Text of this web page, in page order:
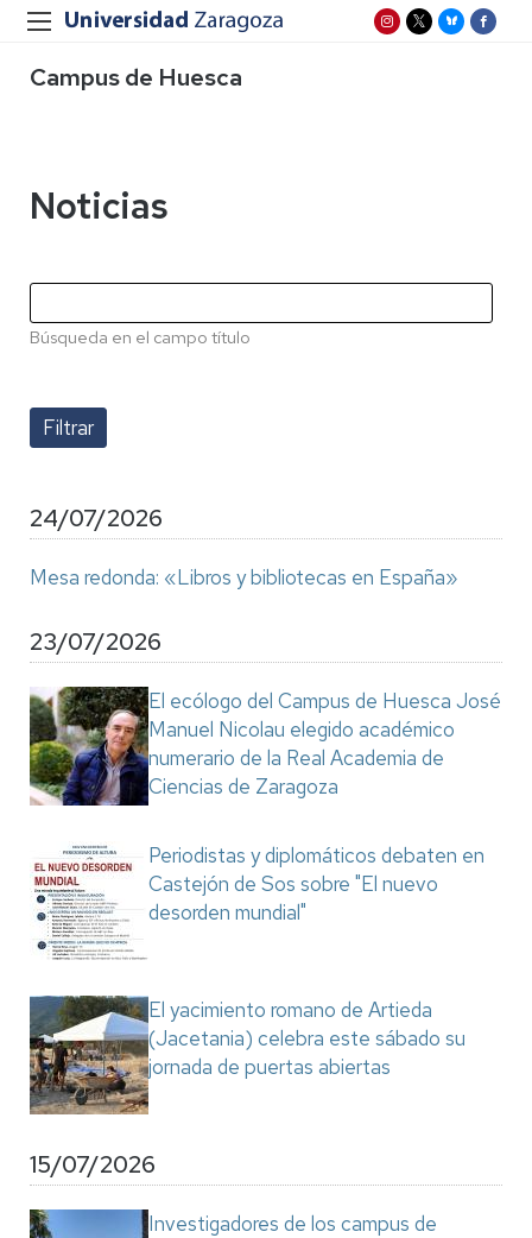
Campus de Huesca
Noticias
Búsqueda en el campo título
24/07/2026
Mesa redonda: «Libros y bibliotecas en España»
23/07/2026
El ecólogo del Campus de Huesca José
Manuel Nicolau elegido académico
numerario de la Real Academia de
Ciencias de Zaragoza
Periodistas y diplomáticos debaten en
Castejón de Sos sobre "El nuevo
desorden mundial"
El yacimiento romano de Artieda
(Jacetania) celebra este sábado su
jornada de puertas abiertas
15/07/2026
Investigadores de los campus de